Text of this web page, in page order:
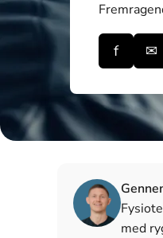
f ✉
med